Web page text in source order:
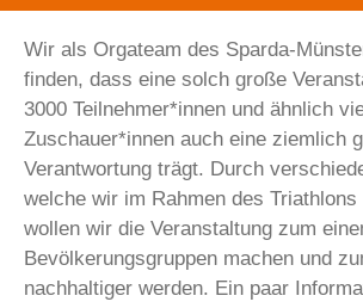
Wir als Orgateam des Sparda-
finden, dass eine solch große
3000 Teilnehmer*innen und ähnlich
Zuschauer*innen auch eine ziemlich
Verantwortung trägt. Durch
welche wir im Rahmen des
wollen wir die Veranstaltung zum
Bevölkerungsgruppen machen und
nachhaltiger werden. Ein paar